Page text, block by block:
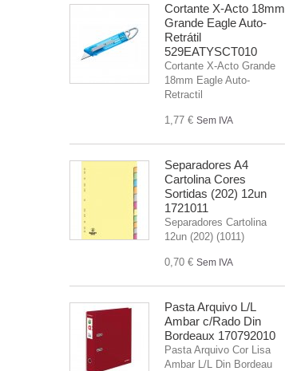
Cortante X-Acto 18mm
Grande Eagle Auto-
Retrátil
529EATYSCT010
Cortante X-Acto Grande
18mm Eagle Auto-
Retractil
1,77 € Sem IVA
Separadores A4
Cartolina Cores
Sortidas (202) 12un
1721011
Separadores Cartolina
12un (202) (1011)
0,70 € Sem IVA
Pasta Arquivo L/L
Ambar c/Rado Din
Bordeaux 170792010
Pasta Arquivo Cor Lisa
Ambar L/L Din Bordeau